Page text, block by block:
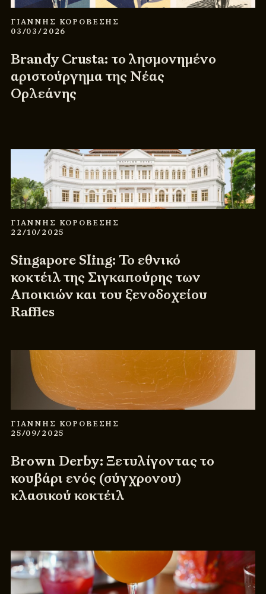
ΓΙΑΝΝΗΣ ΚΟΡΟΒΕΣΗΣ
03/03/2026
Brandy Crusta: το λησμονημένο
αριστούργημα της Νέας
Ορλεάνης
ΓΙΑΝΝΗΣ ΚΟΡΟΒΕΣΗΣ
22/10/2025
Singapore Sling: Το εθνικό
κοκτέιλ της Σιγκαπούρης των
Αποικιών και του ξενοδοχείου
Raffles
ΓΙΑΝΝΗΣ ΚΟΡΟΒΕΣΗΣ
25/09/2025
Brown Derby: Ξετυλίγοντας το
κουβάρι ενός (σύγχρονου)
κλασικού κοκτέιλ